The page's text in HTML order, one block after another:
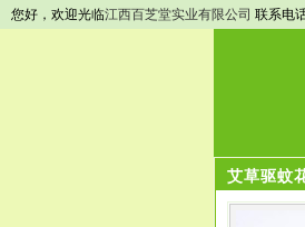
您好，欢迎光临江西百芝堂实业有限公司 联系电
艾草驱蚊